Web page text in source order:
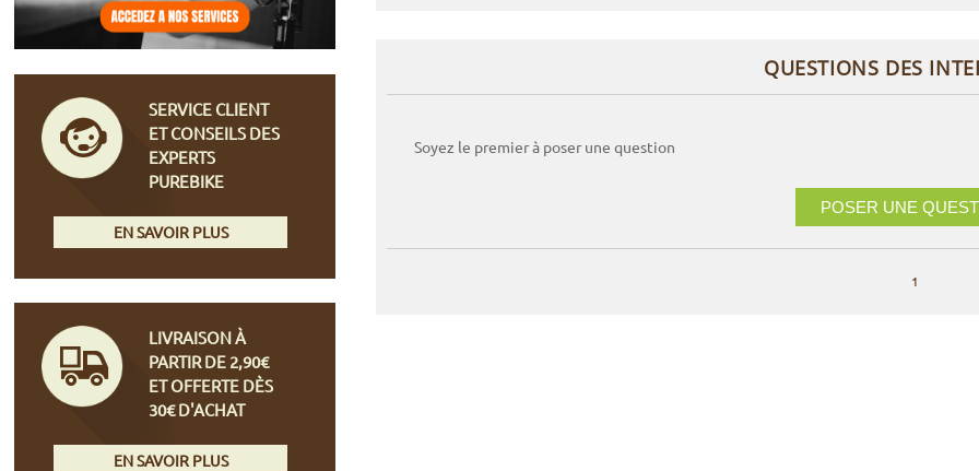
QUESTIONS DES
Soyez le premier à poser une question
POSER UNE
1
SERVICE CLIENT
ET CONSEILS DES
EXPERTS
PUREBIKE
EN SAVOIR PLUS
LIVRAISON À
PARTIR DE 2,90€
ET OFFERTE DÈS
30€ D'ACHAT
EN SAVOIR PLUS